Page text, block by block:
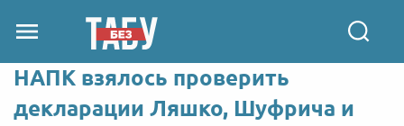
НАПК взялось проверить
декларации Ляшко, Шуфрича и